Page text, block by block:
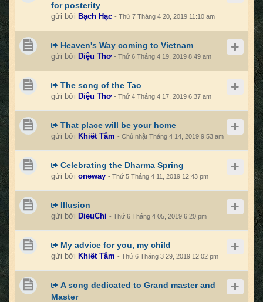
for posterity
gửi bởi Bạch Hạc - Thứ 7 Tháng 4 20, 2019 11:10 am
Heaven's Way coming to Vietnam
gửi bởi Diệu Thơ - Thứ 6 Tháng 4 19, 2019 8:49 am
The song of the Tao
gửi bởi Diệu Thơ - Thứ 4 Tháng 4 17, 2019 6:37 am
That place will be your home
gửi bởi Khiết Tâm - Chủ nhật Tháng 4 14, 2019 9:53 am
Celebrating the Dharma Spring
gửi bởi oneway - Thứ 5 Tháng 4 11, 2019 12:43 pm
Illusion
gửi bởi DieuChi - Thứ 6 Tháng 4 05, 2019 6:20 pm
My advice for you, my child
gửi bởi Khiết Tâm - Thứ 6 Tháng 3 29, 2019 12:02 pm
A song dedicated to Grand master and
Master